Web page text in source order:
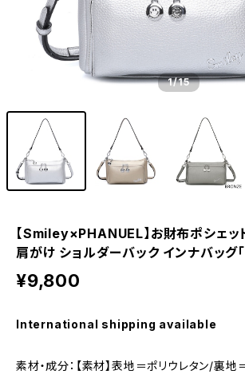
1/15
【Smiley×PHANUEL】お財布ポシェ
肩がけ ショルダーバック インナバッグ
¥9,800
International shipping available
素材・成分：【素材】表地＝ポリウレタン/裏地